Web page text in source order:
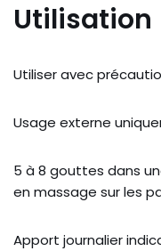
Utilisation
Utiliser avec
Usage externe
5 à 8 gouttes dans
en massage sur les
Apport journalier